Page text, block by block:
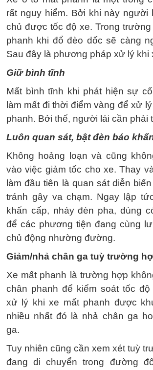
rất nguy hiểm. Bởi khi này người
chủ được tốc độ xe. Trong
phanh khi đổ đèo dốc sẽ càng
Sau đây là phương pháp xử lý khi
Giữ bình tĩnh
Mất bình tĩnh khi phát hiện sự
làm mất đi thời điểm vàng để xử
phanh. Bởi thế, người lái cần phải
Luôn quan sát, bật đèn báo
Không hoảng loạn và cũng
vào việc giảm tốc cho xe. Thay
làm đầu tiên là quan sát diễn
tránh gây va chạm. Ngay lập
khẩn cấp, nháy đèn pha, dùng
để các phương tiện đang cùng
chủ động nhường đường.
Giảm/nhả chân ga tuỳ trường
Xe mất phanh là trường hợp
chân phanh để kiểm soát tốc
xử lý khi xe mất phanh được
nhiều nhất đó là nhả chân ga
ga.
Tuy nhiên cũng cần xem xét tuỳ
đang di chuyển trong đường